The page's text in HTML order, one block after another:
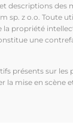
descriptions des
sp. z o.o. Toute
la propriété
une
présents sur les
la mise en scène